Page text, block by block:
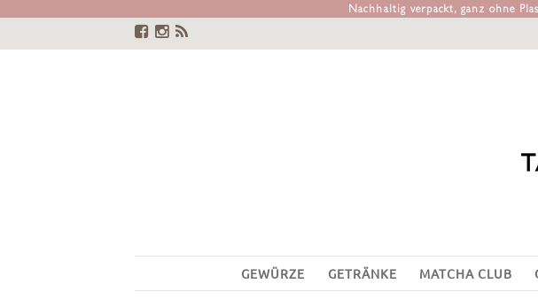
Nachhaltig verpackt, ganz ohne
GEWÜRZE GETRÄNKE MATCHA CLUB